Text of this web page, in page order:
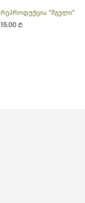
რეპროდუქცია “მგელი”
15.00 ₾